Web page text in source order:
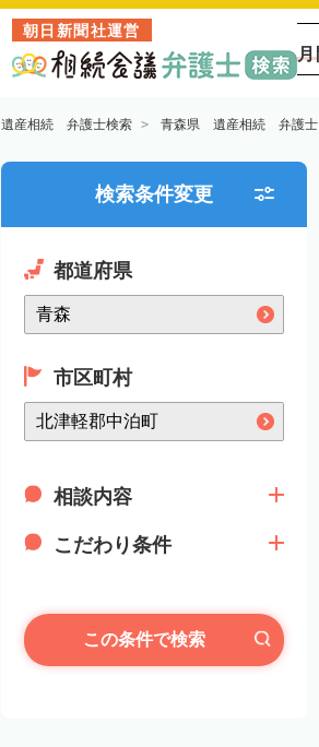
朝日新聞社運営
月
遺産相続 弁護士検索 青森県 遺産相続 弁護士
検索条件変更
都道府県
市区町村
相談内容
こだわり条件
この条件で検索